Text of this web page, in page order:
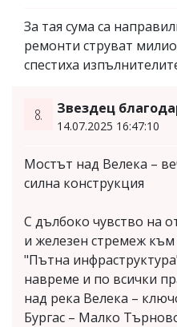
За тая сума са
ремонти струват
спестиха
8. Звездец
14.07.2025 16:47:10
Мостът над Велека –
силна конструкция
С дълбоко чувство на
и железен стремеж към
"Пътна
навреме и по всички
над река Велека –
Бургас – Малко